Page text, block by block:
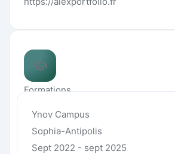
Formations
Ynov Campus
Sophia-Antipolis
Sept 2022 - sept 2025